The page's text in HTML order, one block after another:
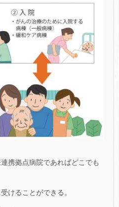
携拠点病院であればどこでも
けることができる。